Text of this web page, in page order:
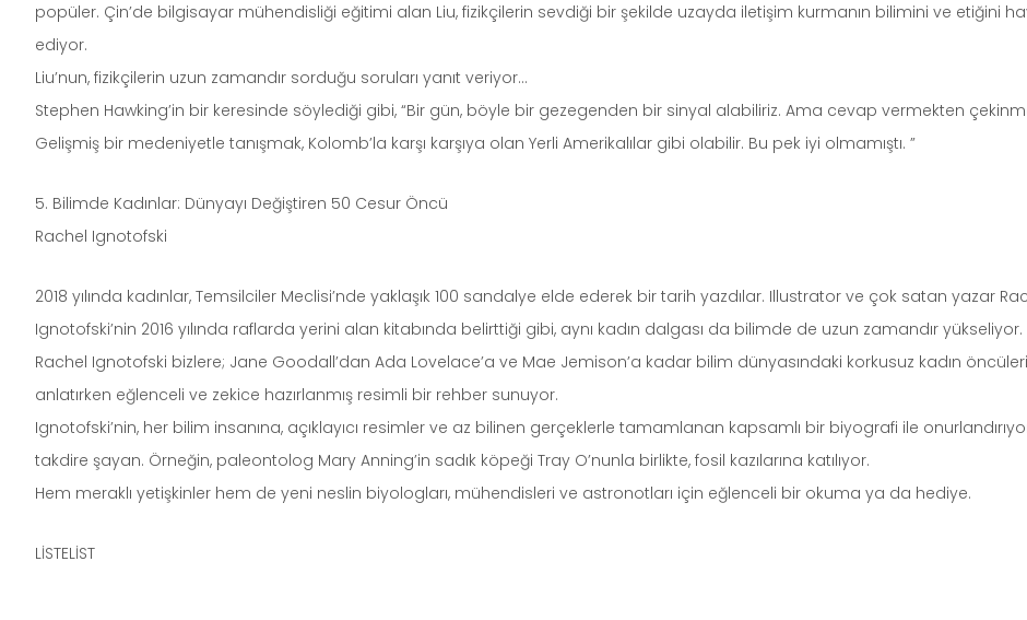
popüler. Çin’de bilgisayar mühendisliği eğitimi alan Liu, fizikçilerin sevdiği bir şekilde uzayda iletişim kurmanın bilimini ve etiğini
ediyor.
Liu’nun, fizikçilerin uzun zamandır sorduğu soruları yanıt veriyor…
Stephen Hawking’in bir keresinde söylediği gibi, “Bir gün, böyle bir gezegenden bir sinyal alabiliriz. Ama cevap vermekten
Gelişmiş bir medeniyetle tanışmak, Kolomb’la karşı karşıya olan Yerli Amerikalılar gibi olabilir. Bu pek iyi olmamıştı. ”
5. Bilimde Kadınlar: Dünyayı Değiştiren 50 Cesur Öncü
Rachel Ignotofski
2018 yılında kadınlar, Temsilciler Meclisi’nde yaklaşık 100 sandalye elde ederek bir tarih yazdılar. Illustrator ve çok satan yazar
Ignotofski’nin 2016 yılında raflarda yerini alan kitabında belirttiği gibi, aynı kadın dalgası da bilimde de uzun zamandır yükseliyor.
Rachel Ignotofski bizlere; Jane Goodall’dan Ada Lovelace’a ve Mae Jemison’a kadar bilim dünyasındaki korkusuz kadın öncüleri
anlatırken eğlenceli ve zekice hazırlanmış resimli bir rehber sunuyor.
Ignotofski’nin, her bilim insanına, açıklayıcı resimler ve az bilinen gerçeklerle tamamlanan kapsamlı bir biyografi ile
takdire şayan. Örneğin, paleontolog Mary Anning’in sadık köpeği Tray O’nunla birlikte, fosil kazılarına katılıyor.
Hem meraklı yetişkinler hem de yeni neslin biyologları, mühendisleri ve astronotları için eğlenceli bir okuma ya da hediye.
LİSTELİST